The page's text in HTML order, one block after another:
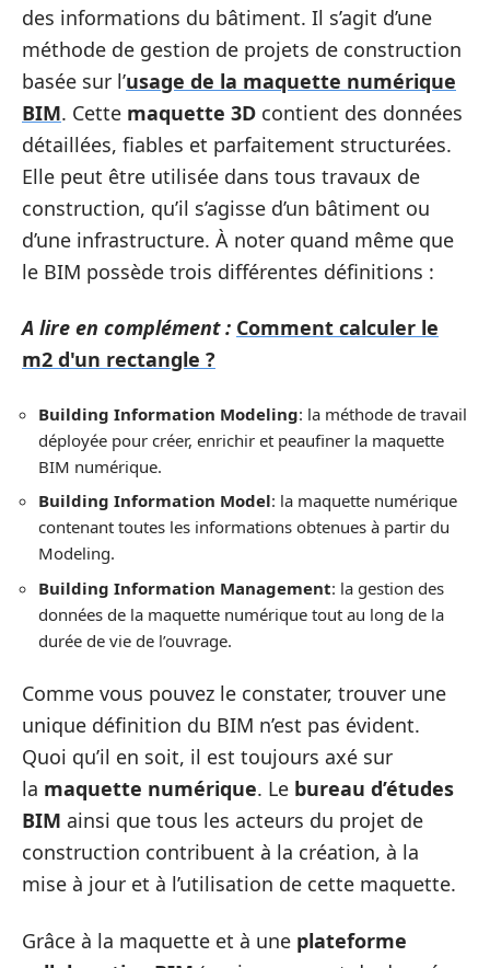
des informations du bâtiment. Il s’agit d’une
méthode de gestion de projets de construction
basée sur l’usage de la maquette numérique
BIM. Cette maquette 3D contient des données
détaillées, fiables et parfaitement structurées.
Elle peut être utilisée dans tous travaux de
construction, qu’il s’agisse d’un bâtiment ou
d’une infrastructure. À noter quand même que
le BIM possède trois différentes définitions :
A lire en complément : Comment calculer le
m2 d'un rectangle ?
Building Information Modeling: la méthode de travail
déployée pour créer, enrichir et peaufiner la maquette
BIM numérique.
Building Information Model: la maquette numérique
contenant toutes les informations obtenues à partir du
Modeling.
Building Information Management: la gestion des
données de la maquette numérique tout au long de la
durée de vie de l’ouvrage.
Comme vous pouvez le constater, trouver une
unique définition du BIM n’est pas évident.
Quoi qu’il en soit, il est toujours axé sur
la maquette numérique. Le bureau d’études
BIM ainsi que tous les acteurs du projet de
construction contribuent à la création, à la
mise à jour et à l’utilisation de cette maquette.
Grâce à la maquette et à une plateforme